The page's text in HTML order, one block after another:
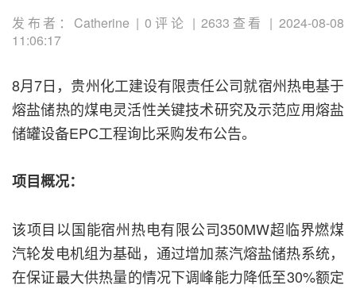
发布者：Catherine | 0评论 | 2633查看 | 2024-08-08
11:06:17
8月7日，贵州化工建设有限责任公司就宿州热电基于
熔盐储热的煤电灵活性关键技术研究及示范应用熔盐
储罐设备EPC工程询比采购发布公告。
项目概况：
该项目以国能宿州热电有限公司350MW超临界燃煤
汽轮发电机组为基础，通过增加蒸汽熔盐储热系统，
在保证最大供热量的情况下调峰能力降低至30%额定